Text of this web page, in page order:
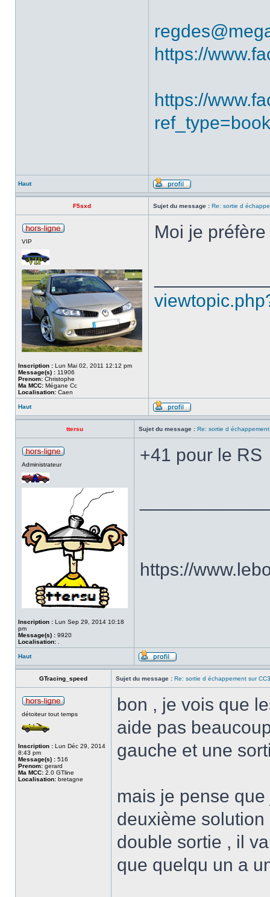
https://
https://
Haut
F5sxd Sujet du message : Re: sortie d
VIP
Inscription : Lun Mai 02, 2011 12:12 pm
Message(s) : 11906
Prenom: Christophe
Ma MCC: Mégane Cc
Localisation: Caen
Moi je
Haut
ttersu Sujet du message : Re: sortie d
Administrateur
Inscription : Lun Sep 29, 2014 10:18
pm
Message(s) : 9920
Localisation:
+41 pour le RS
https://
Haut
GTracing_speed Sujet du message : Re: sortie d échappement sur
détoiteur tout temps
Inscription : Lun Déc 29, 2014
8:43 pm
Message(s) : 516
Prenom: gerard
Ma MCC: 2.0 GTline
Localisation: bretagne
bon , je vois que
aide pas
gauche et une
mais je pense
deuxième
double sortie , il
que quelqu un a